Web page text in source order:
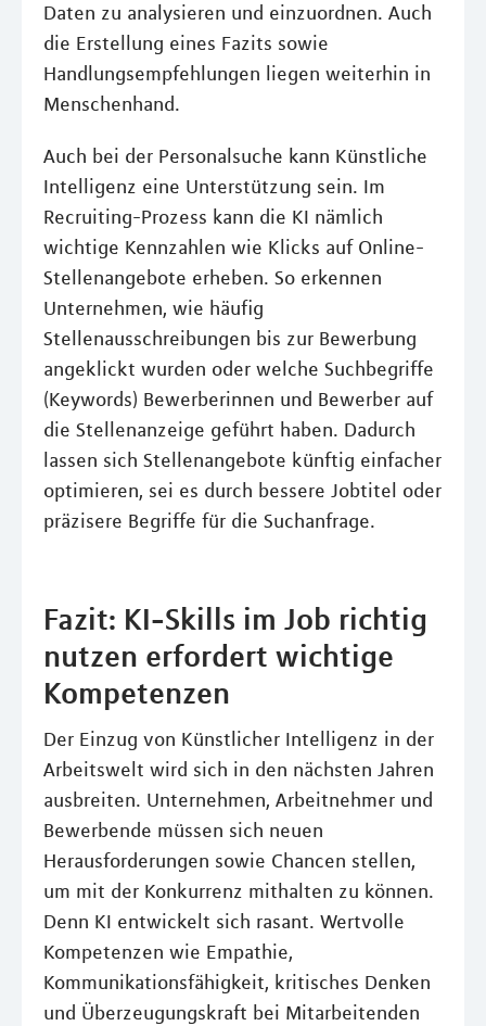
Daten zu analysieren und einzuordnen. Auch
die Erstellung eines Fazits sowie
Handlungsempfehlungen liegen weiterhin in
Menschenhand.
Auch bei der Personalsuche kann Künstliche
Intelligenz eine Unterstützung sein. Im
Recruiting-Prozess kann die KI nämlich
wichtige Kennzahlen wie Klicks auf Online-
Stellenangebote erheben. So erkennen
Unternehmen, wie häufig
Stellenausschreibungen bis zur Bewerbung
angeklickt wurden oder welche Suchbegriffe
(Keywords) Bewerberinnen und Bewerber auf
die Stellenanzeige geführt haben. Dadurch
lassen sich Stellenangebote künftig einfacher
optimieren, sei es durch bessere Jobtitel oder
präzisere Begriffe für die Suchanfrage.
Fazit: KI-Skills im Job richtig
nutzen erfordert wichtige
Kompetenzen
Der Einzug von Künstlicher Intelligenz in der
Arbeitswelt wird sich in den nächsten Jahren
ausbreiten. Unternehmen, Arbeitnehmer und
Bewerbende müssen sich neuen
Herausforderungen sowie Chancen stellen,
um mit der Konkurrenz mithalten zu können.
Denn KI entwickelt sich rasant. Wertvolle
Kompetenzen wie Empathie,
Kommunikationsfähigkeit, kritisches Denken
und Überzeugungskraft bei Mitarbeitenden